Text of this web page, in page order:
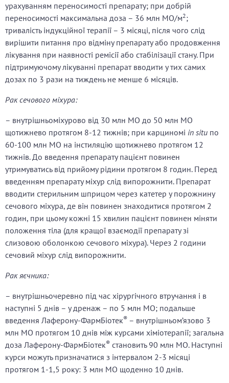
урахуванням переносимості препарату; при добрій
переносимості максимальна доза – 36 млн МО/м2;
тривалість індукційної терапії – 3 місяці, після чого слід
вирішити питання про відміну препарату або продовження
лікування при наявності ремісії або стабілізації стану. При
підтримуючому лікуванні препарат вводити у тих самих
дозах по 3 рази на тиждень не менше 6 місяців.
Рак сечового міхура:
– внутрішньоміхурово від 30 млн МО до 50 млн МО
щотижнево протягом 8-12 тижнів; при карциномі in situ по
60-100 млн МО на інстиляцію щотижнево протягом 12
тижнів. До введення препарату пацієнт повинен
утримуватись від прийому рідини протягом 8 годин. Перед
введенням препарату міхур слід випорожнити. Препарат
вводити стерильним шприцом через катетер у порожнину
сечового міхура, де він повинен знаходитися протягом 2
годин, при цьому кожні 15 хвилин пацієнт повинен міняти
положення тіла (для кращої взаємодії препарату зі
слизовою оболонкою сечового міхура). Через 2 години
сечовий міхур слід випорожнити.
Рак яєчника:
– внутрішньочеревно під час хірургічного втручання і в
наступні 5 днів – у дренаж – по 5 млн МО; подальше
введення Лаферону-ФармБіотек® – внутрішньом’язово 3
млн МО протягом 10 днів між курсами хіміотерапії; загальна
доза Лаферону-ФармБіотек® становить 90 млн МО. Наступні
курси можуть призначатися з інтервалом 2-3 місяці
протягом 1-1,5 року: 3 млн МО щоденно 10 днів.